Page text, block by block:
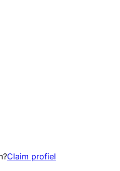
Claim profiel